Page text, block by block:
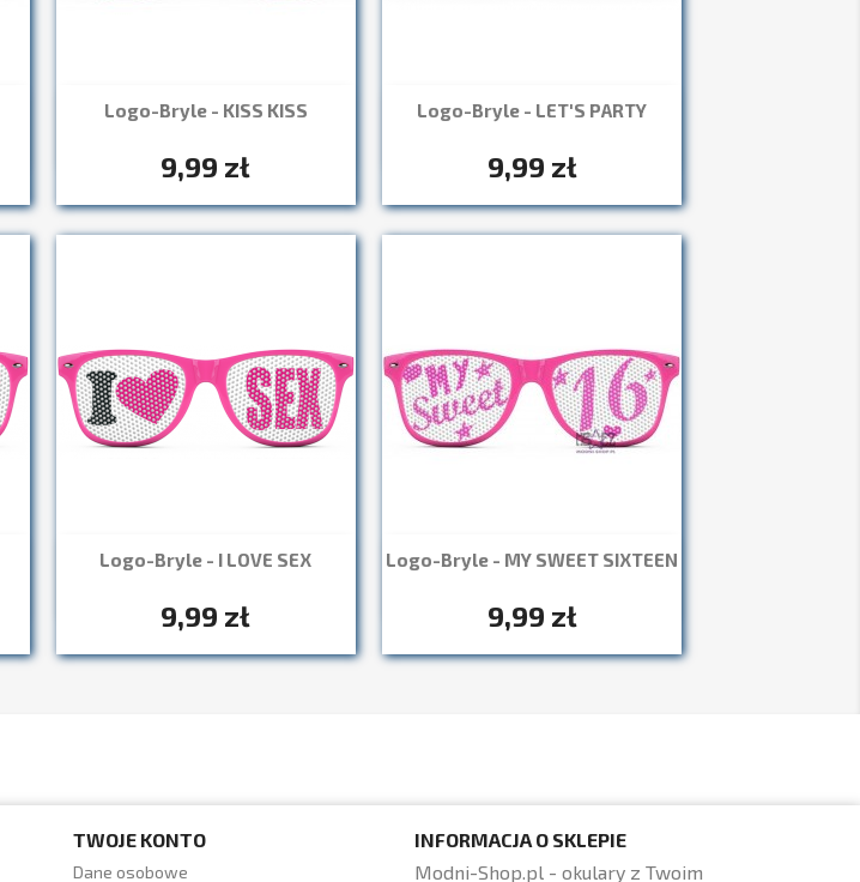
Logo-Bryle - KISS KISS
9,99 zł
Szybki podgląd
Logo-Bryle - LET'S PARTY
9,99 zł
Szybki podgląd
Logo-Bryle - I LOVE SEX
9,99 zł
Szybki podgląd
Logo-Bryle - MY SWEET SIXTEEN
9,99 zł
Szybki podgląd
TWOJE KONTO
Dane osobowe
INFORMACJA O SKLEPIE
Modni-Shop.pl - okulary z Twoim